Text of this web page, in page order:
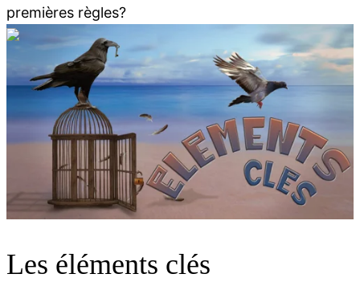
premières règles?
00:00
Les éléments clés